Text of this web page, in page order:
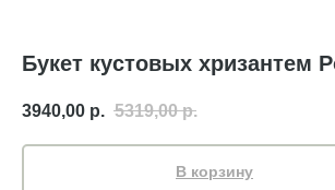
Букет кустовых хризантем
3940,00 р. 5319,00 р.
В корзину